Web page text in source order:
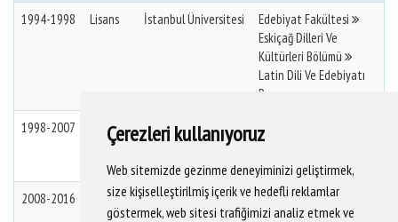
Çerezleri kullanıyoruz
Web sitemizde gezinme deneyiminizi geliştirmek,
size kişiselleştirilmiş içerik ve hedefli reklamlar
göstermek, web sitesi trafiğimizi analiz etmek ve
1994-1998 Lisans İstanbul Üniversitesi
Edebiyat Fakültesi
Eskiçağ Dilleri Ve
Kültürleri Bölümü
Latin Dili Ve Edebiyatı
Pr.
1998-2007
Yüksek
Lisans
İstanbul Üniversitesi
Sosyal Bilimler Enstitüsü
(Yl) (Tezli)
2008-2016
Doktora İstanbul Üniversitesi
Sosyal Bilimler Enstitüsü
Latin Dili Ve Edebiyatı